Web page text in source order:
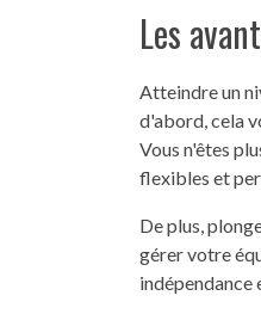
Les
Atteindre un
d'abord, cela
Vous n'êtes
flexibles et
De plus,
gérer votre
indépendance